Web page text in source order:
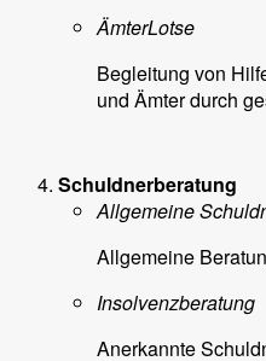
ÄmterLotse
Begleitung von
und Ämter durch
Schuldnerberatung
Allgemeine
Allgemeine
Insolvenzberatung
Anerkannte